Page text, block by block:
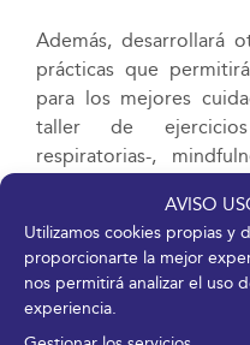
AVISO
Utilizamos cookies propias y
proporcionarte la mejor
nos permitirá analizar el uso
experiencia.
Además, desarrollará
prácticas que
para los mejores
taller de ejercicios
respiratorias-,
conciencia-,
aprender a realizar
musical o pilates con
DESCARGAR EN